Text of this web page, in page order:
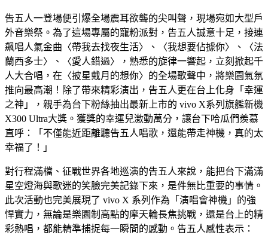
告五人一登場便引爆全場震耳欲聾的尖叫聲，現場宛如大型戶
外音樂祭。為了這場專屬的寵粉派對，告五人誠意十足，接連
飆唱人氣金曲〈帶我去找夜生活〉、〈我想要佔據你〉、〈法
蘭西多士〉、〈愛人錯過〉，熟悉的旋律一響起，立刻掀起千
人大合唱，在〈披星戴月的想你〉的全場歌聲中，將樂園氣氛
推向最高潮！除了帶來精彩演出，告五人更在台上化身「幸運
之神」，親手為台下粉絲抽出最新上市的 vivo X系列旗艦新機
X300 Ultra大獎。獲獎的幸運兒激動萬分，讓台下哈瓜們羨慕
直呼：「不僅能近距離聽告五人唱歌，還能帶走神機，真的太
幸福了！」
對行程滿檔、征戰世界各地巡演的告五人來說，能把台下滿滿
星空燈海與歌迷的笑臉完美記錄下來，是件無比重要的事情。
此次活動也完美展現了 vivo X 系列作為「演唱會神機」的強
悍實力，無論是樂園制高點的摩天輪長焦挑戰，還是台上的精
彩熱唱，都能精準捕捉每一瞬間的感動。告五人感性表示：